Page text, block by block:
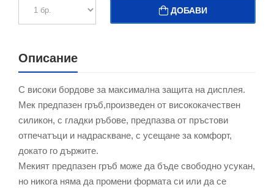
ДОБАВИ
Описание
С високи бордове за максимална защита на дисплея.
Мек предпазен гръб,произведен от висококачествен
силикон, с гладки ръбове, предпазва от пръстови
отпечатъци и надраскване, с усещане за комфорт,
докато го държите.
Мекият предпазен гръб може да бъде свободно усукан,
но никога няма да промени формата си или да се